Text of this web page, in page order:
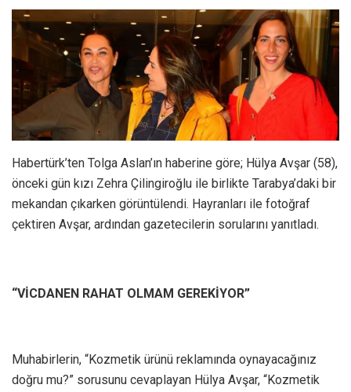
Habertürk’ten Tolga Aslan’ın haberine göre; Hülya Avşar (58),
önceki gün kızı Zehra Çilingiroğlu ile birlikte Tarabya’daki bir
mekandan çıkarken görüntülendi. Hayranları ile fotoğraf
çektiren Avşar, ardından gazetecilerin sorularını yanıtladı.
“VİCDANEN RAHAT OLMAM GEREKİYOR”
Muhabirlerin, “Kozmetik ürünü reklamında oynayacağınız
doğru mu?” sorusunu cevaplayan Hülya Avşar, “Kozmetik